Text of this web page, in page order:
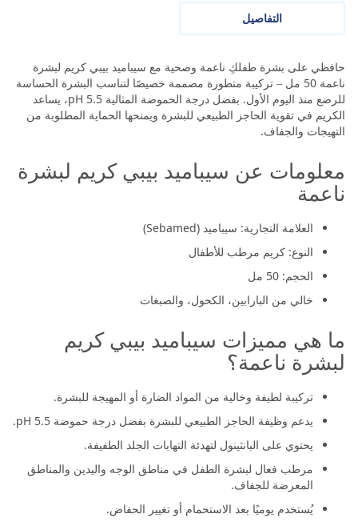
التفاصيل
حافظي على بشرة طفلكِ ناعمة وصحية مع سيباميد بيبي كريم لبشرة
ناعمة 50 مل – تركيبة متطورة مصممة خصيصًا لتناسب البشرة الحساسة
للرضع منذ اليوم الأول. بفضل درجة الحموضة المثالية pH 5.5، يساعد
الكريم في تقوية الحاجز الطبيعي للبشرة ويمنحها الحماية المطلوبة من
التهيجات والجفاف.
معلومات عن سيباميد بيبي كريم لبشرة
ناعمة
العلامة التجارية: سيباميد (Sebamed)
النوع: كريم مرطب للأطفال
الحجم: 50 مل
خالي من البارابين، الكحول، والصبغات
ما هي مميزات سيباميد بيبي كريم
لبشرة ناعمة؟
تركيبة لطيفة وخالية من المواد الضارة أو المهيجة للبشرة.
يدعم وظيفة الحاجز الطبيعي للبشرة بفضل درجة حموضة pH 5.5.
يحتوي على البانثينول لتهدئة التهابات الجلد الطفيفة.
مرطب فعال لبشرة الطفل في مناطق الوجه واليدين والمناطق
المعرضة للجفاف.
يُستخدم يوميًا بعد الاستحمام أو تغيير الحفاض.